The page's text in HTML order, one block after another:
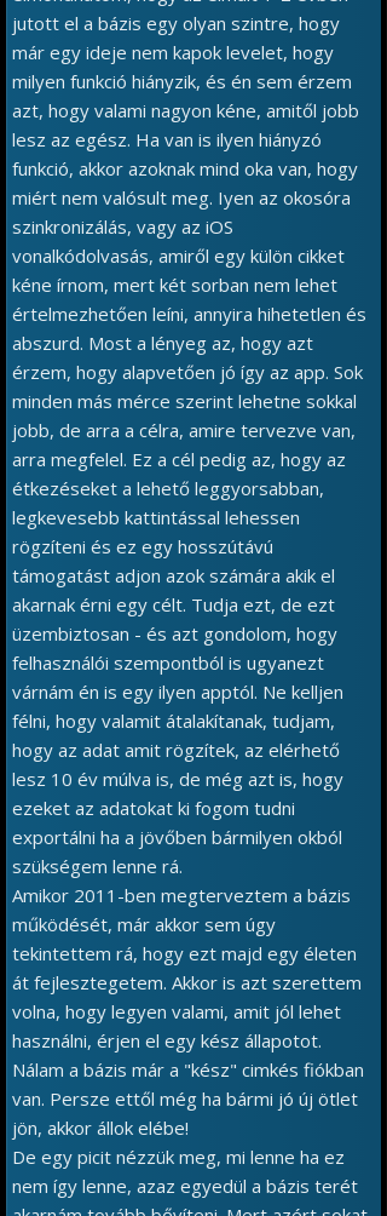
jutott el a bázis egy olyan szintre, hogy
már egy ideje nem kapok levelet, hogy
milyen funkció hiányzik, és én sem érzem
azt, hogy valami nagyon kéne, amitől jobb
lesz az egész. Ha van is ilyen hiányzó
funkció, akkor azoknak mind oka van, hogy
miért nem valósult meg. Iyen az okosóra
szinkronizálás, vagy az iOS
vonalkódolvasás, amiről egy külön cikket
kéne írnom, mert két sorban nem lehet
értelmezhetően leíni, annyira hihetetlen és
abszurd. Most a lényeg az, hogy azt
érzem, hogy alapvetően jó így az app. Sok
minden más mérce szerint lehetne sokkal
jobb, de arra a célra, amire tervezve van,
arra megfelel. Ez a cél pedig az, hogy az
étkezéseket a lehető leggyorsabban,
legkevesebb kattintással lehessen
rögzíteni és ez egy hosszútávú
támogatást adjon azok számára akik el
akarnak érni egy célt. Tudja ezt, de ezt
üzembiztosan - és azt gondolom, hogy
felhasználói szempontból is ugyanezt
várnám én is egy ilyen apptól. Ne kelljen
félni, hogy valamit átalakítanak, tudjam,
hogy az adat amit rögzítek, az elérhető
lesz 10 év múlva is, de még azt is, hogy
ezeket az adatokat ki fogom tudni
exportálni ha a jövőben bármilyen okból
szükségem lenne rá.
Amikor 2011-ben megterveztem a bázis
működését, már akkor sem úgy
tekintettem rá, hogy ezt majd egy életen
át fejlesztegetem. Akkor is azt szerettem
volna, hogy legyen valami, amit jól lehet
használni, érjen el egy kész állapotot.
Nálam a bázis már a "kész" cimkés fiókban
van. Persze ettől még ha bármi jó új ötlet
jön, akkor állok elébe!
De egy picit nézzük meg, mi lenne ha ez
nem így lenne, azaz egyedül a bázis terét